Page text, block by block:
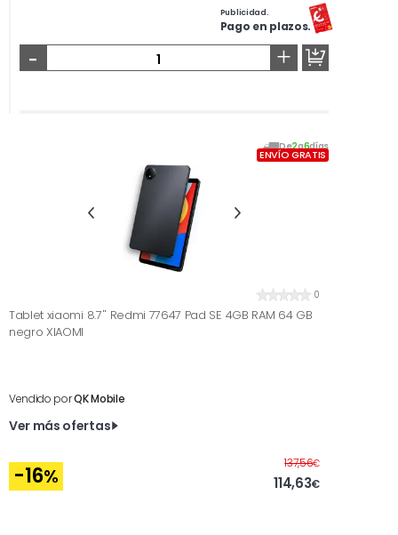
Publicidad.
Pago en plazos.
- +
De2a6días
ENVÍO GRATIS
0
Tablet xiaomi 8.7'' Redmi 77647 Pad SE 4GB RAM 64 GB
negro XIAOMI
Vendido porQK Mobile
Ver más ofertas
-16%
137,56€Antes
114,63€